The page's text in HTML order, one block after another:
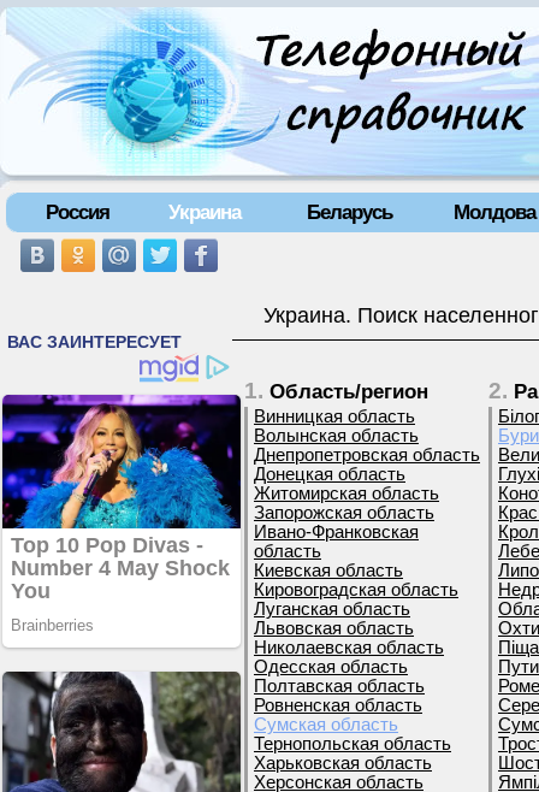
Россия Украина Беларусь Молдова
Украина. Поиск
1. Область/регион
Винницкая область
Волынская область
Днепропетровская область
Донецкая область
Житомирская область
Запорожская область
Ивано-Франковская
область
Киевская область
Кировоградская область
Луганская область
Львовская область
Николаевская область
Одесская область
Полтавская область
Ровненская область
Сумская область
Тернопольская область
Харьковская область
Херсонская область
2.